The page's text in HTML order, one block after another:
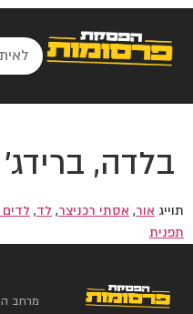
בלדה,
תוייג אור, אסתי רכניצר, לד, לדים
תפנית
מרחב